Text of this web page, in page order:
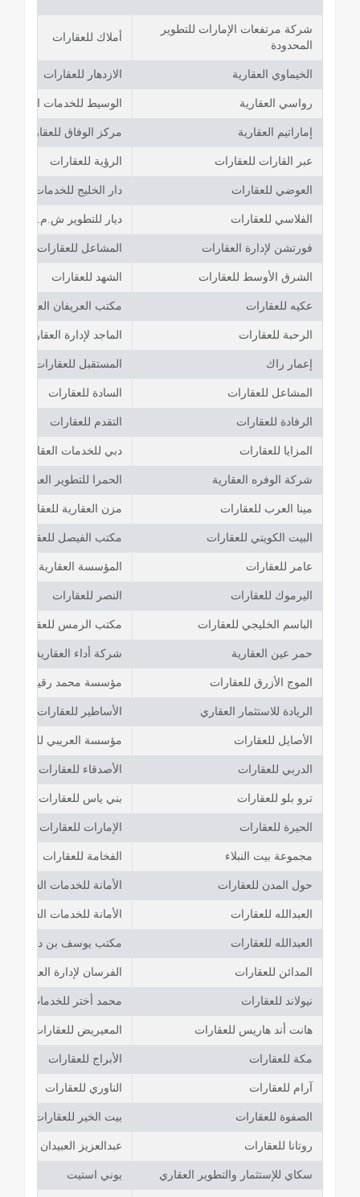
أملاك للعقارات
شركة مرتفعات الإمارات للتطوير
المحدودة
الازدهار للعقارات الخيماوي العقارية
الوسيط للخدمات العقارية رواسي العقارية
مركز الوفاق للعقارات إماراتيم العقارية
الرؤية للعقارات عبر القارات للعقارات
دار الخليج للخدمات العوضي للعقارات
ديار للتطوير ش.م.ع - الفلاسي للعقارات
المشاعل للعقارات فورتشن لإدارة العقارات
الشهد للعقارات الشرق الأوسط للعقارات
مكتب العريفان العقاري عكيه للعقارات
الماجد لإدارة العقارات الرحبة للعقارات
المستقبل للعقارات إعمار راك
السادة للعقارات المشاعل للعقارات
التقدم للعقارات الرفادة للعقارات
دبي للخدمات العقارية المزايا للعقارات
الحمرا للتطوير العقاري شركة الوفره العقارية
مزن العقارية للعقارات مينا العرب للعقارات
مكتب الفيصل للعقارات البيت الكويتي للعقارات
المؤسسة العقارية الحديثة عامر للعقارات
النصر للعقارات اليرموك للعقارات
مكتب الرمس للعقارات الباسم الخليجي للعقارات
شركة أداء العقارية حمر عين العقارية
مؤسسة محمد رقيط الموج الأزرق للعقارات
الأساطير للعقارات الريادة للاستثمار العقاري
مؤسسة العريبي للعقارات الأصايل للعقارات
الأصدقاء للعقارات الدربي للعقارات
بني ياس للعقارات ترو بلو للعقارات
الإمارات للعقارات الحيرة للعقارات
الفخامة للعقارات مجموعة بيت النبلاء
الأمانة للخدمات العقارية حول المدن للعقارات
الأمانة للخدمات العقارية العبدالله للعقارات
مكتب يوسف بن درويش العبدالله للعقارات
الفرسان لإدارة العقارات المدائن للعقارات
محمد أختر للخدمات نيولاند للعقارات
المعيريض للعقارات هانت أند هاريس للعقارات
الأبراج للعقارات مكة للعقارات
الناوري للعقارات آرام للعقارات
بيت الخير للعقارات الصفوة للعقارات
عبدالعزيز العبيدان روتانا للعقارات
يوني استيت سكاي للإستثمار والتطوير العقاري